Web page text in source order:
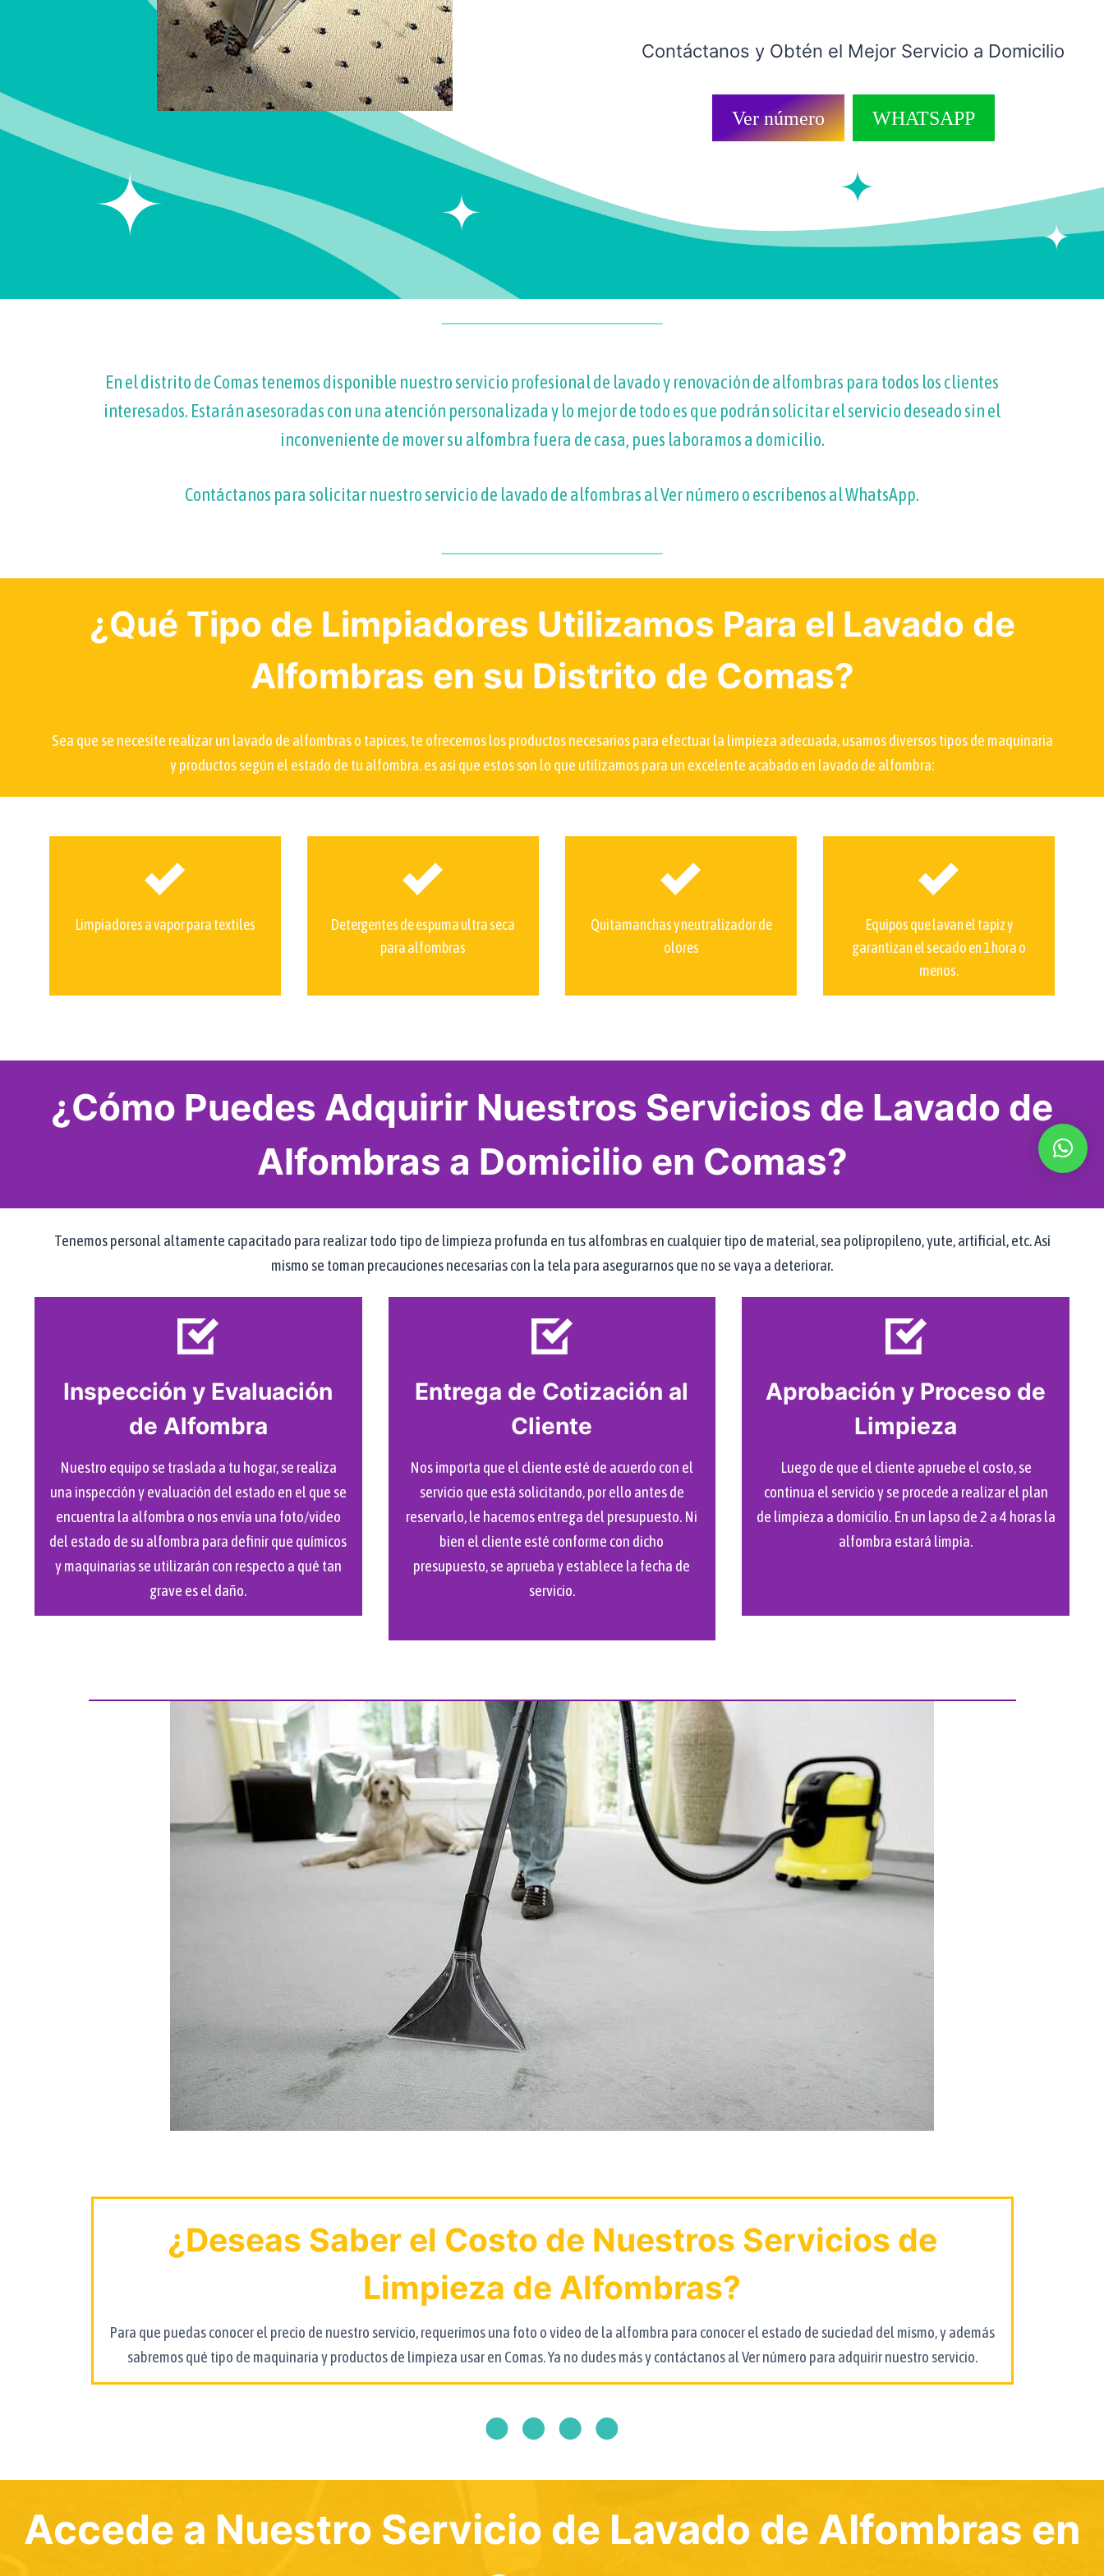
Contáctanos y Obtén el Mejor Servicio a Domicilio
Ver número WHATSAPP
En el distrito de Comas tenemos disponible nuestro servicio profesional de lavado y renovación de alfombras para todos los clientes
interesados. Estarán asesoradas con una atención personalizada y lo mejor de todo es que podrán solicitar el servicio deseado sin el
inconveniente de mover su alfombra fuera de casa, pues laboramos a domicilio.
Contáctanos para solicitar nuestro servicio de lavado de alfombras alVer númeroo escribenos al WhatsApp.
¿Qué Tipo de Limpiadores Utilizamos Para el Lavado de
Alfombras en su Distrito de Comas?
Sea que se necesite realizar un lavado de alfombras o tapices, te ofrecemos los productos necesarios para efectuar la limpieza adecuada, usamos diversos tipos de maquinaria
y productos según el estado de tu alfombra. es así que estos son lo que utilizamos para un excelente acabado en lavado de alfombra:
Limpiadores a vapor para textiles
Detergentes de espuma ultra seca
para alfombras
Quitamanchas y neutralizador de
olores
Equipos que lavan el tapiz y
garantizan el secado en 1 hora o
menos.
¿Cómo Puedes Adquirir Nuestros Servicios de Lavado de
Alfombras a Domicilio en Comas?
Tenemos personal altamente capacitado para realizar todo tipo de limpieza profunda en tus alfombras en cualquier tipo de material, sea polipropileno, yute, artificial, etc. Así
mismo se toman precauciones necesarias con la tela para asegurarnos que no se vaya a deteriorar.
Inspección y Evaluación
de Alfombra
Nuestro equipo se traslada a tu hogar, se realiza
una inspección y evaluación del estado en el que se
encuentra la alfombra o nos envía una foto/video
del estado de su alfombra para definir que químicos
y maquinarias se utilizarán con respecto a qué tan
grave es el daño.
Entrega de Cotización al
Cliente
Nos importa que el cliente esté de acuerdo con el
servicio que está solicitando, por ello antes de
reservarlo, le hacemos entrega del presupuesto. Ni
bien el cliente esté conforme con dicho
presupuesto, se aprueba y establece la fecha de
servicio.
Aprobación y Proceso de
Limpieza
Luego de que el cliente apruebe el costo, se
continua el servicio y se procede a realizar el plan
de limpieza a domicilio. En un lapso de 2 a 4 horas la
alfombra estará limpia.
¿Deseas Saber el Costo de Nuestros Servicios de
Limpieza de Alfombras?
Para que puedas conocer el precio de nuestro servicio, requerimos una foto o video de la alfombra para conocer el estado de suciedad del mismo, y además
sabremos qué tipo de maquinaria y productos de limpieza usar en Comas. Ya no dudes más y contáctanos alVer número para adquirir nuestro servicio.
Accede a Nuestro Servicio de Lavado de Alfombras en